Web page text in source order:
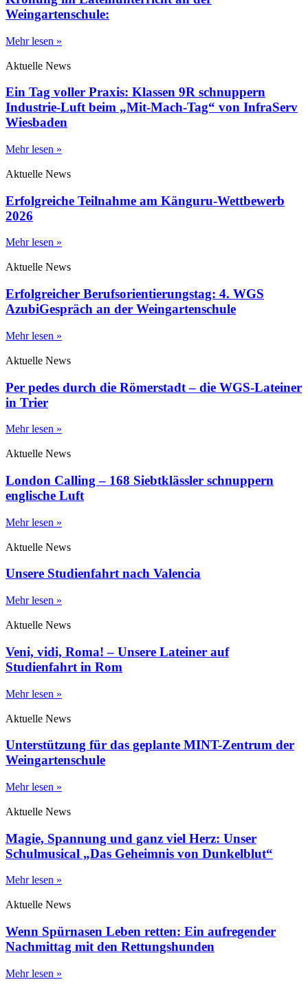
Weingartenschule:
Mehr lesen »
Aktuelle News
Ein Tag voller Praxis: Klassen 9R schnuppern
Industrie-Luft beim „Mit-Mach-Tag“ von InfraServ
Wiesbaden
Mehr lesen »
Aktuelle News
Erfolgreiche Teilnahme am Känguru-Wettbewerb
2026
Mehr lesen »
Aktuelle News
Erfolgreicher Berufsorientierungstag: 4. WGS
AzubiGespräch an der Weingartenschule
Mehr lesen »
Aktuelle News
Per pedes durch die Römerstadt – die WGS-Lateiner
in Trier
Mehr lesen »
Aktuelle News
London Calling – 168 Siebtklässler schnuppern
englische Luft
Mehr lesen »
Aktuelle News
Unsere Studienfahrt nach Valencia
Mehr lesen »
Aktuelle News
Veni, vidi, Roma! – Unsere Lateiner auf
Studienfahrt in Rom
Mehr lesen »
Aktuelle News
Unterstützung für das geplante MINT-Zentrum der
Weingartenschule
Mehr lesen »
Aktuelle News
Magie, Spannung und ganz viel Herz: Unser
Schulmusical „Das Geheimnis von Dunkelblut“
Mehr lesen »
Aktuelle News
Wenn Spürnasen Leben retten: Ein aufregender
Nachmittag mit den Rettungshunden
Mehr lesen »